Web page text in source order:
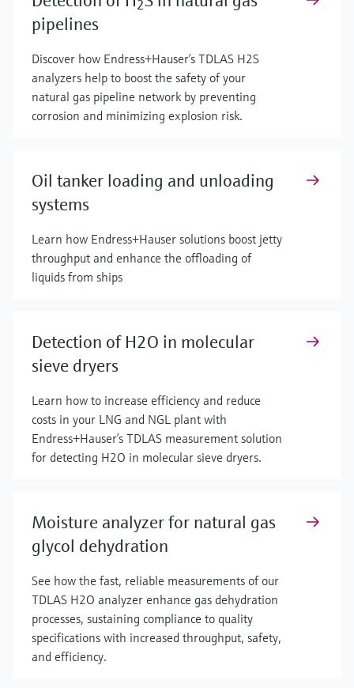
2
pipelines
Discover how Endress+Hauser’s TDLAS H2S
analyzers help to boost the safety of your
natural gas pipeline network by preventing
corrosion and minimizing explosion risk.
Oil tanker loading and unloading
systems
Learn how Endress+Hauser solutions boost jetty
throughput and enhance the offloading of
liquids from ships
Detection of H2O in molecular
sieve dryers
Learn how to increase efficiency and reduce
costs in your LNG and NGL plant with
Endress+Hauser’s TDLAS measurement solution
for detecting H2O in molecular sieve dryers.
Moisture analyzer for natural gas
glycol dehydration
See how the fast, reliable measurements of our
TDLAS H2O analyzer enhance gas dehydration
processes, sustaining compliance to quality
specifications with increased throughput, safety,
and efficiency.